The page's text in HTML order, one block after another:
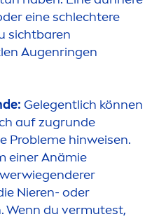
eine schlechtere
sichtbaren
Augenringen
Gelegentlich können
auf zugrunde
Probleme hinweisen.
einer Anämie
Nieren- oder
Wenn du vermutest,